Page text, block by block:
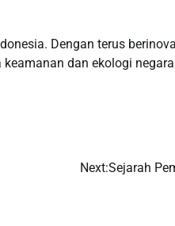
Dengan terus
dan ekologi
Next:Sejarah